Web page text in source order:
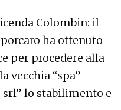
Colombin: il
ha ottenuto
per procedere alla
vecchia “spa”
srl” lo stabilimento e